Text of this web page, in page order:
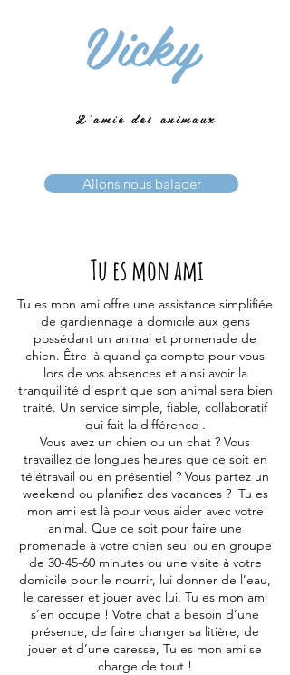
Vicky
L'amie des animaux
Allons nous balader
Tu es mon ami
Tu es mon ami offre une assistance simplifiée
de gardiennage à domicile aux gens
possédant un animal et promenade de
chien. Être là quand ça compte pour vous
lors de vos absences et ainsi avoir la
tranquillité d’esprit que son animal sera bien
traité. Un service simple, fiable, collaboratif
qui fait la différence .
Vous avez un chien ou un chat ? Vous
travaillez de longues heures que ce soit en
télétravail ou en présentiel ? Vous partez un
weekend ou planifiez des vacances ? Tu es
mon ami est là pour vous aider avec votre
animal. Que ce soit pour faire une
promenade à votre chien seul ou en groupe
de 30-45-60 minutes ou une visite à votre
domicile pour le nourrir, lui donner de l’eau,
le caresser et jouer avec lui, Tu es mon ami
s’en occupe ! Votre chat a besoin d’une
présence, de faire changer sa litière, de
jouer et d’une caresse, Tu es mon ami se
charge de tout !